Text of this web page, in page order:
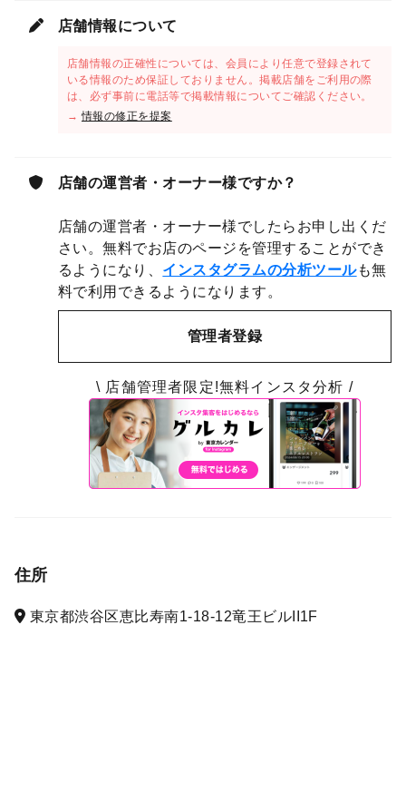
店舗情報について
店舗情報の正確性については、会員により任意で登録されて
いる情報のため保証しておりません。掲載店舗をご利用の際
は、必ず事前に電話等で掲載情報についてご確認ください。
→情報の修正を提案
店舗の運営者・オーナー様ですか？
店舗の運営者・オーナー様でしたらお申し出くだ
さい。無料でお店のページを管理することができ
るようになり、 インスタグラムの分析ツールも無
料で利用できるようになります。
管理者登録
\ 店舗管理者限定!無料インスタ分析 /
住所
東京都渋谷区恵比寿南1-18-12竜王ビルII1F